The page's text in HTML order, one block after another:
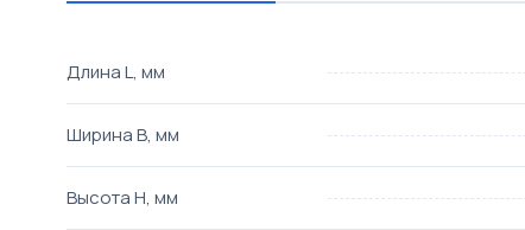
Длина L, мм
Ширина B, мм
Высота H, мм